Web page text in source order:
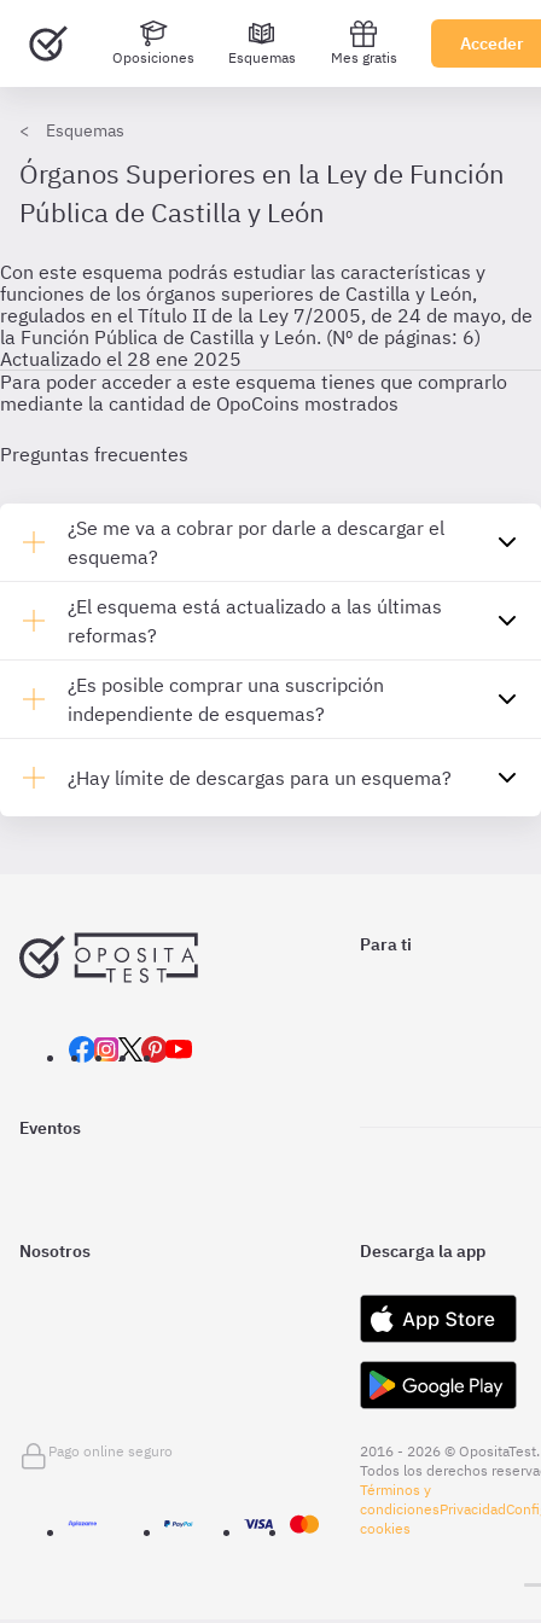
Oposiciones Esquemas Mes gratis
Acceder
Esquemas
Órganos Superiores en la Ley de Función
Pública de Castilla y León
Con este esquema podrás estudiar las características y
funciones de los órganos superiores de Castilla y León,
regulados en el Título II de la Ley 7/2005, de 24 de mayo, de
la Función Pública de Castilla y León. (Nº de páginas: 6)
Actualizado el 28 ene 2025
Para poder acceder a este esquema tienes que comprarlo
mediante la cantidad de OpoCoins mostrados
Preguntas frecuentes
¿Se me va a cobrar por darle a descargar el
esquema?
¿El esquema está actualizado a las últimas
reformas?
¿Es posible comprar una suscripción
independiente de esquemas?
¿Hay límite de descargas para un esquema?
Para ti
Eventos
Nosotros Descarga la app
Pago online seguro
2016 - 2026 © OpositaTest.
Todos los derechos
Términos y
condicionesPrivacidad
cookies